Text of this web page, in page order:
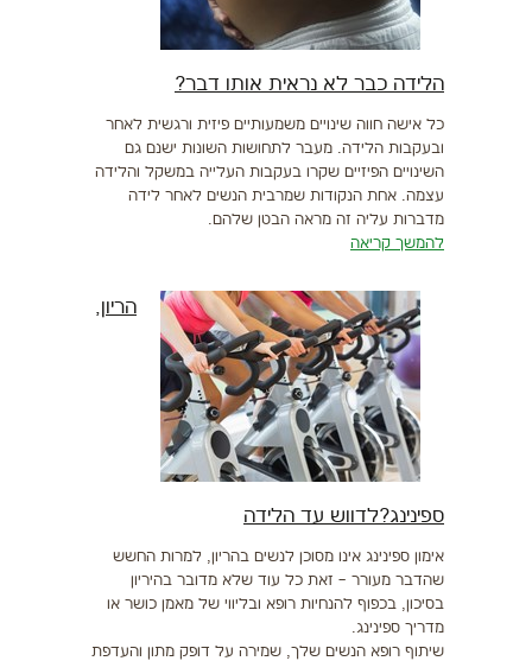
הלידה כבר לא נראית אותו דבר?
כל אישה חווה שינויים משמעותיים פיזית ורגשית לאחר
ובעקבות הלידה. מעבר לתחושות השונות ישנם גם
השינויים הפיזיים שקרו בעקבות העלייה במשקל והלידה
עצמה. אחת הנקודות שמרבית הנשים לאחר לידה
מדברות עליה זה מראה הבטן שלהם.
להמשך קריאה
הריון,
ספינינג?לדווש עד הלידה
אימון ספינינג אינו מסוכן לנשים בהריון, למרות החשש
שהדבר מעורר – זאת כל עוד שלא מדובר בהיריון
בסיכון, בכפוף להנחיות רופא ובליווי של מאמן כושר או
מדריך ספינינג.
שיתוף רופא הנשים שלך, שמירה על דופק מתון והעדפת